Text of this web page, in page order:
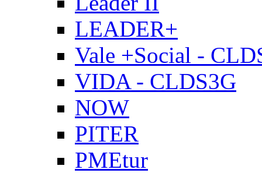
LEADER+
Vale +Social -
VIDA - CLDS3G
NOW
PITER
PMEtur